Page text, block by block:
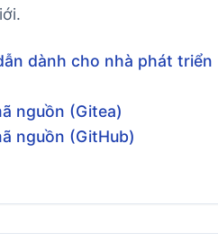
dành cho nhà phát triển
nguồn (Gitea)
nguồn (GitHub)